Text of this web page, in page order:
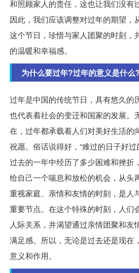
和照顾家人的责任，这也让我们没有
因此，我们应该调整对过年的期望，
这个节日，珍惜与家人团聚的时刻，
的温暖和幸福感。
为什么要过年?过年的意义是什么?
过年是中国的传统节日，具有悠久的
也代表着社会的变迁和国家的发展。
在，过年都承载着人们对美好生活的
祝愿。俗话说得好，“难过的日子好
过去的一年中经历了多少困难和挫折
给自己一个喘息和放松的机会，从头
重视家庭、亲情和友情的时刻，是人
重要节点。在这个特殊的时刻，人们
人际关系，并渴望通过亲情团聚和友
满足感。所以，无论是过去还是现在
意义和作用。